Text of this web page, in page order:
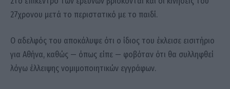
27χρονου μετά το περιστατικό με το παιδί.
Ο αδελφός του αποκάλυψε ότι ο ίδιος του έκλεισε εισιτήριο
για Αθήνα, καθώς — όπως είπε — φοβόταν ότι θα συλληφθεί
λόγω έλλειψης νομιμοποιητικών εγγράφων.